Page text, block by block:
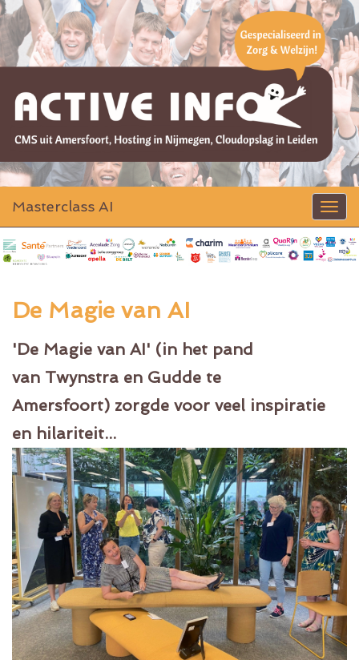
Toggle
Masterclass AI
De Magie van AI
'De Magie van AI' (in het pand
van Twynstra en Gudde te
Amersfoort) zorgde voor veel inspiratie
en hilariteit...